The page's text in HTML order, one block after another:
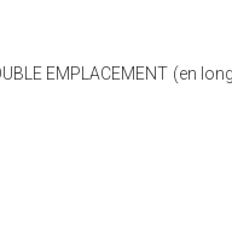
EMPLACEMENT (en